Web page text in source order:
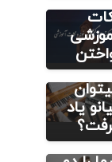
بهتر
یا
آیا
ارگ
یاد
یا
آموزش گیتار
مقدماتی
شماره